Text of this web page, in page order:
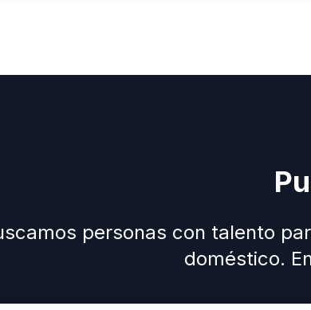
personas con talento
doméstico.